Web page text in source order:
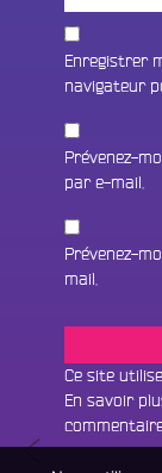
Enregistrer
navigateur
Prévenez-
par e-mail.
Prévenez-
mail.
Ce site
En savoir
Navigation
Grandir